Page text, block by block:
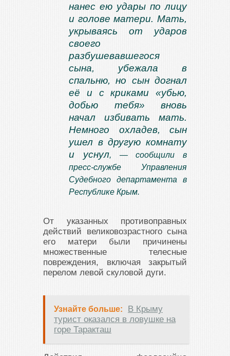
нанес ею удары по лицу
и голове матери. Мать,
укрываясь от ударов
своего
разбушевавшегося
сына, убежала в
спальню, но сын догнал
её и с криками «убью,
добью тебя» вновь
начал избивать мать.
Немного охладев, сын
ушел в другую комнату
и уснул, — сообщили в
пресс-службе Управления
Судебного департамента в
Республике Крым.
От указанных противоправных
действий великовозрастного сына
его матери были причинены
множественные телесные
повреждения, включая закрытый
перелом левой скуловой дуги.
Узнайте больше:
В Крыму
турист оказался в ловушке на
горе Таракташ